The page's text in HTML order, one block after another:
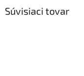
Súvisiaci tovar